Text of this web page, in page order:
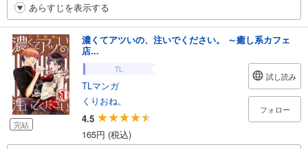
あらすじを表示する
完結
濃くてアツいの、注いでください。 ～癒し系カフェ
店...
TL
TLマンガ
くりおね。
4.5
165円 (税込)
試し読み
フォロー